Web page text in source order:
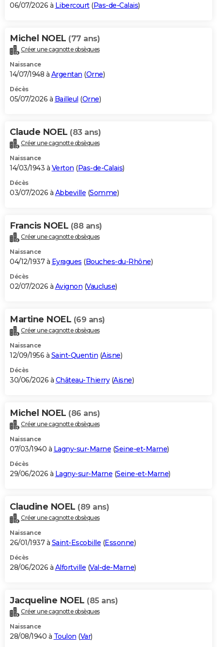
06/07/2026 à Libercourt(Pas-de-Calais)
Michel NOEL (77 ans)
Créer une cagnotte obsèques
Naissance
14/07/1948 à Argentan (Orne)
Décès
05/07/2026 à Bailleul (Orne)
Claude NOEL (83 ans)
Créer une cagnotte obsèques
Naissance
14/03/1943 à Verton (Pas-de-Calais)
Décès
03/07/2026 à Abbeville (Somme)
Francis NOEL (88 ans)
Créer une cagnotte obsèques
Naissance
04/12/1937 à Eyragues (Bouches-du-Rhône)
Décès
02/07/2026 à Avignon (Vaucluse)
Martine NOEL (69 ans)
Créer une cagnotte obsèques
Naissance
12/09/1956 à Saint-Quentin (Aisne)
Décès
30/06/2026 à Château-Thierry(Aisne)
Michel NOEL (86 ans)
Créer une cagnotte obsèques
Naissance
07/03/1940 à Lagny-sur-Marne (Seine-et-Marne)
Décès
29/06/2026 à Lagny-sur-Marne (Seine-et-Marne)
Claudine NOEL (89 ans)
Créer une cagnotte obsèques
Naissance
26/01/1937 à Saint-Escobille (Essonne)
Décès
28/06/2026 à Alfortville (Val-de-Marne)
Jacqueline NOEL (85 ans)
Créer une cagnotte obsèques
Naissance
28/08/1940 à Toulon (Var)